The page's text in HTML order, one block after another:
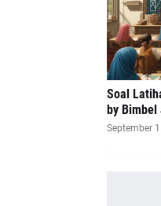
Soal
by
September